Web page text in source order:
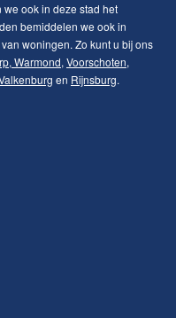
ook in deze stad het
bemiddelen we ook in
woningen. Zo kunt u bij ons
, Warmond, Voorschoten,
en Rijnsburg.